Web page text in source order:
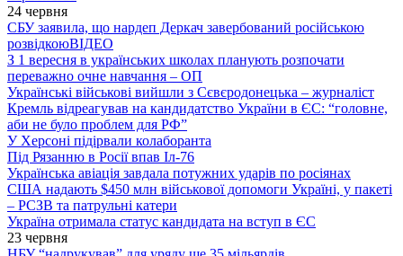
24 червня
СБУ заявила, що нардеп Деркач завербований російською
розвідкоюВІДЕО
З 1 вересня в українських школах планують розпочати
переважно очне навчання – ОП
Українські військові вийшли з Сєвєродонецька – журналіст
Кремль відреагував на кандидатство України в ЄС: “головне,
аби не було проблем для РФ”
У Херсоні підірвали колаборанта
Під Рязанню в Росії впав Іл-76
Українська авіація завдала потужних ударів по росіянах
США надають $450 млн військової допомоги Україні, у пакеті
– РСЗВ та патрульні катери
Україна отримала статус кандидата на вступ в ЄС
23 червня